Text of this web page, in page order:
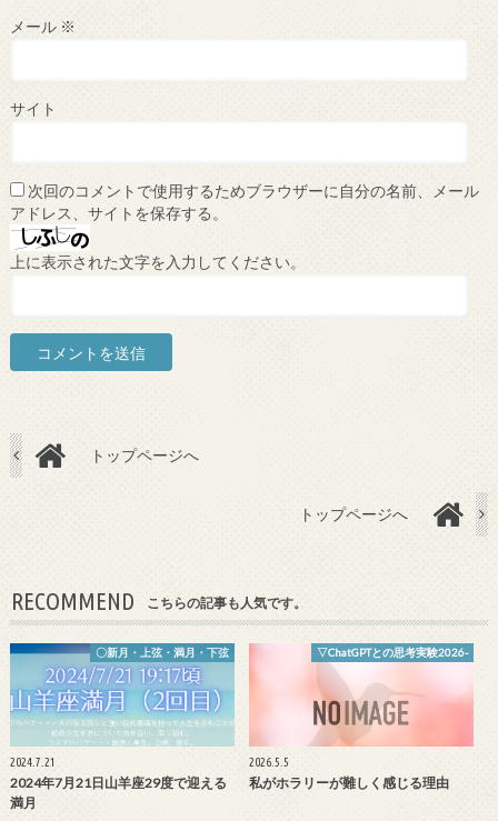
メール ※
サイト
次回のコメントで使用するためブラウザーに自分の名前、メール
アドレス、サイトを保存する。
上に表示された文字を入力してください。
トップページへ
トップページへ
RECOMMEND こちらの記事も人気です。
〇新月・上弦・満月・下弦
2024.7.21
2024年7月21日山羊座29度で迎える
満月
▽ChatGPTとの思考実験2026-
2026.5.5
私がホラリーが難しく感じる理由